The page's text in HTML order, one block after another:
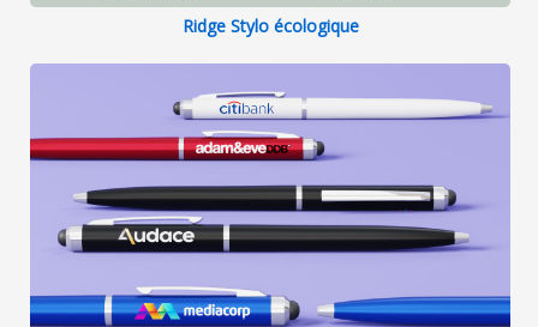
Ridge Stylo écologique